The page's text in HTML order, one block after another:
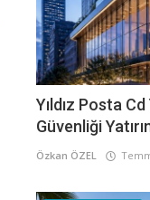
Yıldız Posta
Güvenliği
Özkan ÖZEL